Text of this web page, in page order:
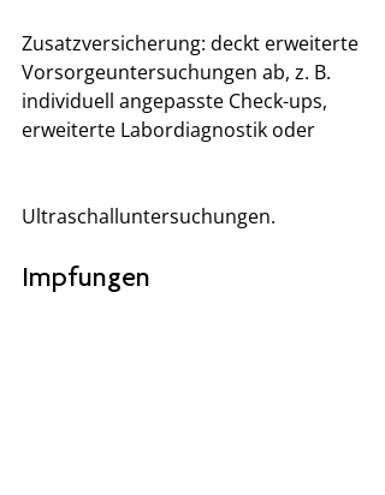
Zusatzversicherung: deckt erweiterte
Vorsorgeuntersuchungen ab, z. B.
individuell angepasste Check-ups,
erweiterte Labordiagnostik oder
Ultraschalluntersuchungen.
Impfungen